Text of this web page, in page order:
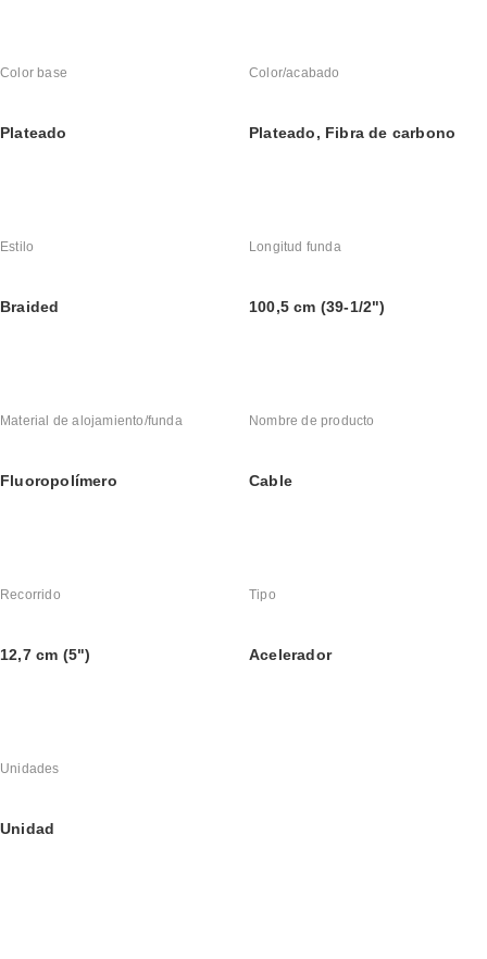
Color base
Plateado
Color/acabado
Plateado, Fibra de carbono
Estilo
Braided
Longitud funda
100,5 cm (39-1/2")
Material de alojamiento/funda
Fluoropolímero
Nombre de producto
Cable
Recorrido
12,7 cm (5")
Tipo
Acelerador
Unidades
Unidad